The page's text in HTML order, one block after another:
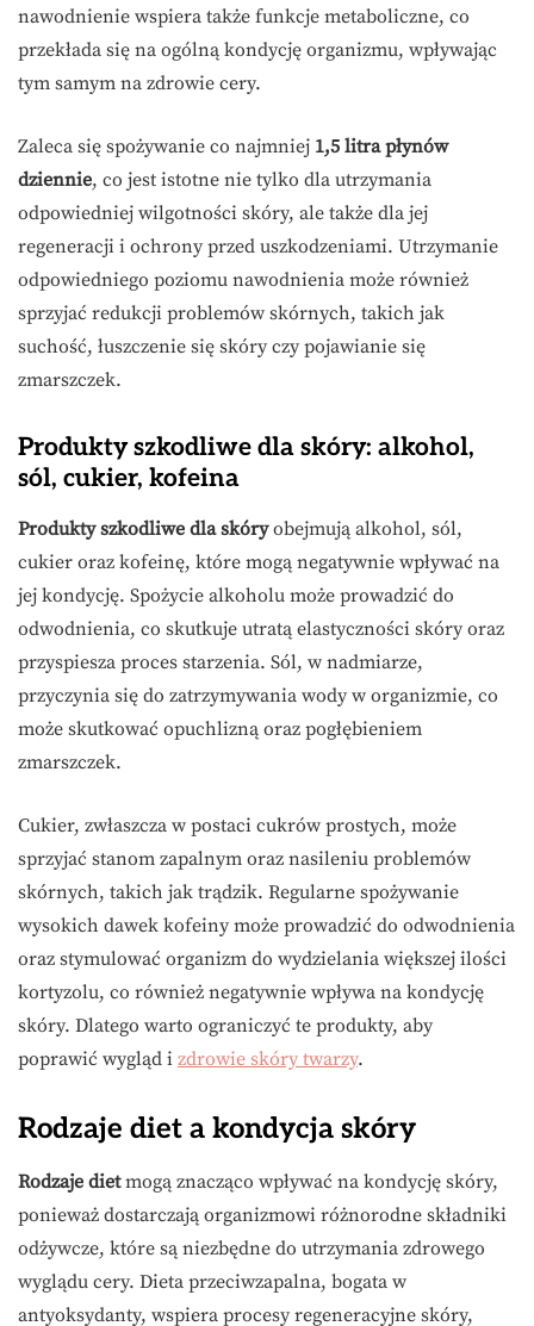
nawodnienie wspiera także funkcje metaboliczne, co
przekłada się na ogólną kondycję organizmu, wpływając
tym samym na zdrowie cery.
Zaleca się spożywanie co najmniej 1,5 litra płynów
dziennie, co jest istotne nie tylko dla utrzymania
odpowiedniej wilgotności skóry, ale także dla jej
regeneracji i ochrony przed uszkodzeniami. Utrzymanie
odpowiedniego poziomu nawodnienia może również
sprzyjać redukcji problemów skórnych, takich jak
suchość, łuszczenie się skóry czy pojawianie się
zmarszczek.
Produkty szkodliwe dla skóry: alkohol,
sól, cukier, kofeina
Produkty szkodliwe dla skóryobejmują alkohol, sól,
cukier oraz kofeinę, które mogą negatywnie wpływać na
jej kondycję. Spożycie alkoholu może prowadzić do
odwodnienia, co skutkuje utratą elastyczności skóry oraz
przyspiesza proces starzenia. Sól, w nadmiarze,
przyczynia się do zatrzymywania wody w organizmie, co
może skutkować opuchlizną oraz pogłębieniem
zmarszczek.
Cukier, zwłaszcza w postaci cukrów prostych, może
sprzyjać stanom zapalnym oraz nasileniu problemów
skórnych, takich jak trądzik. Regularne spożywanie
wysokich dawek kofeiny może prowadzić do odwodnienia
oraz stymulować organizm do wydzielania większej ilości
kortyzolu, co również negatywnie wpływa na kondycję
skóry. Dlatego warto ograniczyć te produkty, aby
poprawić wygląd i zdrowie skóry twarzy.
Rodzaje diet a kondycja skóry
Rodzaje dietmogą znacząco wpływać na kondycję skóry,
ponieważ dostarczają organizmowi różnorodne składniki
odżywcze, które są niezbędne do utrzymania zdrowego
wyglądu cery. Dieta przeciwzapalna, bogata w
antyoksydanty, wspiera procesy regeneracyjne skóry,